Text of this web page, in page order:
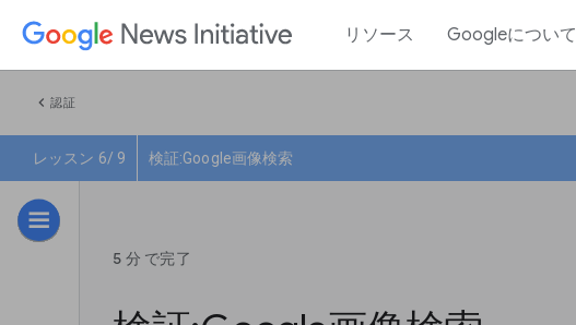
リソース Googleについて
chevron_left 認証
レッスン 6/ 9 検証:Google画像検索
5 分 で完了